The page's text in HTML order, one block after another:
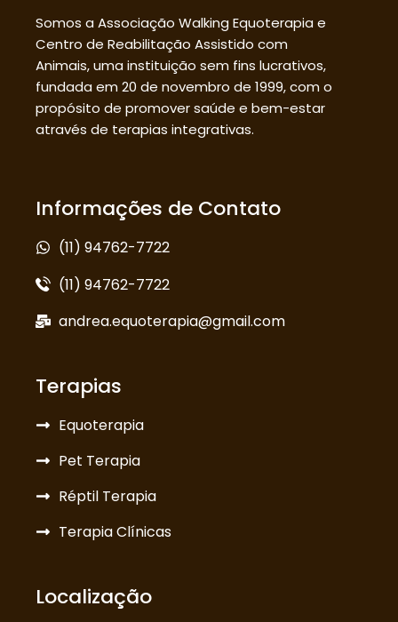
Somos a Associação Walking Equoterapia e
Centro de Reabilitação Assistido com
Animais, uma instituição sem fins lucrativos,
fundada em 20 de novembro de 1999, com o
propósito de promover saúde e bem-estar
através de terapias integrativas.
Informações de Contato
(11) 94762-7722
(11) 94762-7722
andrea.equoterapia@gmail.com
Terapias
Equoterapia
Pet Terapia
Réptil Terapia
Terapia Clínicas
Localização